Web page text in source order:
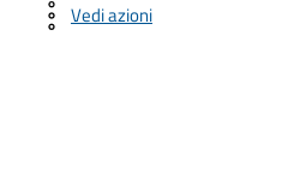
Vedi azioni